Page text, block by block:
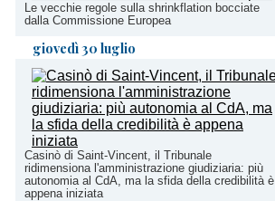
Le vecchie regole sulla shrinkflation bocciate
dalla Commissione Europea
giovedì 30 luglio
Casinò di Saint-Vincent, il Tribunale
ridimensiona l'amministrazione giudiziaria: più
autonomia al CdA, ma la sfida della credibilità è
appena iniziata